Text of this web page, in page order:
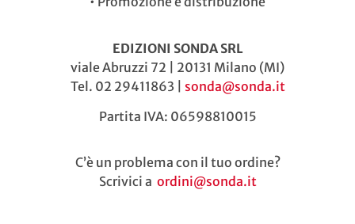
EDIZIONI SONDA SRL
viale Abruzzi 72 | 20131 Milano (MI)
Tel. 02 29411863 | sonda@sonda.it
Partita IVA: 06598810015
C’è un problema con il tuo ordine?
Scrivici a ordini@sonda.it